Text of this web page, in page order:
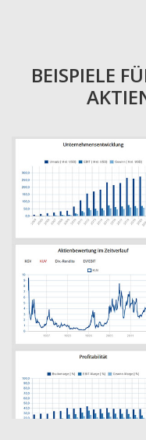
BEISPIELE